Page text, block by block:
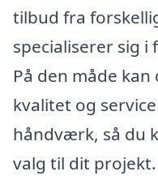
tilbud fra
specialiserer sig
På den måde
kvalitet og
håndværk, så du
valg til dit projekt.